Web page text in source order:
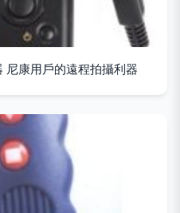
康用戶的遠程拍攝利器